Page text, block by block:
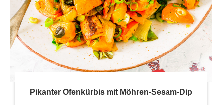
Pikanter Ofenkürbis mit Möhren-Sesam-Dip